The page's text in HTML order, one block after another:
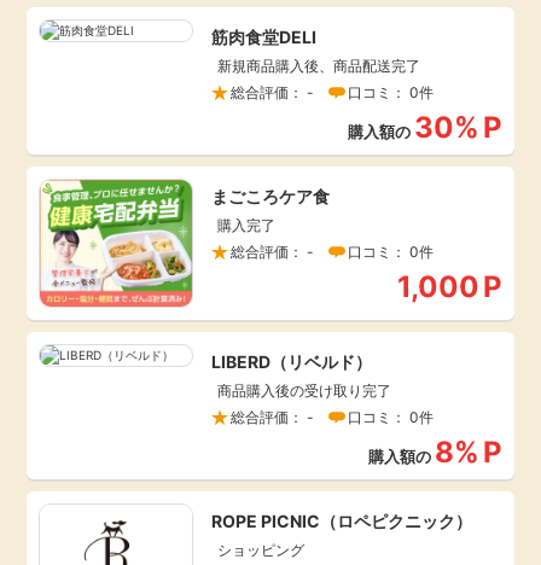
アンケート
買い物
モニター
ポイ活お得情報
毎日ゲット
引っ越し
進学・教育
美容・健康
月額有料サービス
銀行・金融・投資
筋肉食堂DELI
新規商品購入後、商品配送完了
総合評価： -
口コミ： 0件
購入額の 30% P
まごころケア食
購入完了
総合評価： -
口コミ： 0件
1,000P
LIBERD（リベルド）
商品購入後の受け取り完了
総合評価： -
口コミ： 0件
購入額の 8% P
ROPE PICNIC（ロペピクニック）
ショッピング